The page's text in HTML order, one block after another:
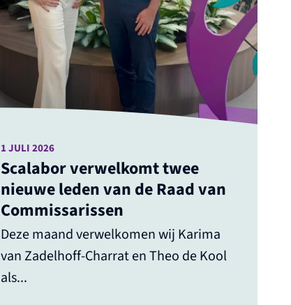
Scalabor verwelkomt twee
nieuwe leden van de Raad van
Commissarissen
Deze maand verwelkomen wij Karima
van Zadelhoff-Charrat en Theo de Kool
als...
1 JULI 2026